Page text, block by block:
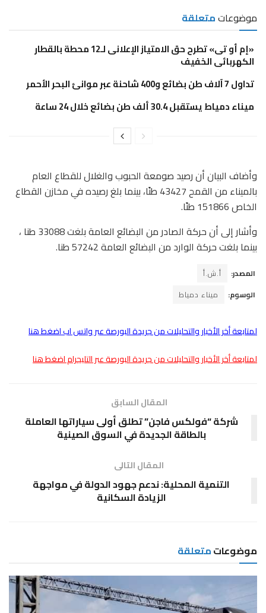
موضوعاتمتعلقة
«إم أو تى» تطرح حق الامتياز الإعلانى لـ12 محطة بالقطار
الكهربائى الخفيف
تداول 7 آلاف طن بضائع و400 شاحنة عبر موانئ البحر الأحمر
ميناء دمياط يستقبل 30.4 ألف طن بضائع خلال 24 ساعة
وأضاف البيان أن رصيد صومعة الحبوب والغلال للقطاع العام
بالميناء من القمح 43427 طنًا، بينما بلغ رصيده في مخازن القطاع
الخاص 151866 طنًا.
وأشار إلى أن حركة الصادر من البضائع العامة بلغت 33088 طنا ،
بينما بلغت حركة الوارد من البضائع العامة 57242 طنا.
المصدر:
أ.ش.أ
الوسوم:
ميناء دمياط
لمتابعة أخر الأخبار والتحليلات من جريدة البورصة عبر واتس اب اضغط هنا
لمتابعة أخر الأخبار والتحليلات من جريدة البورصة عبر التليجرام اضغط هنا
المقال السابق
شركة “فولكس فاجن” تطلق أولى سياراتها العاملة
بالطاقة الجديدة في السوق الصينية
المقال التالى
التنمية المحلية: ندعم جهود الدولة في مواجهة
الزيادة السكانية
موضوعاتمتعلقة